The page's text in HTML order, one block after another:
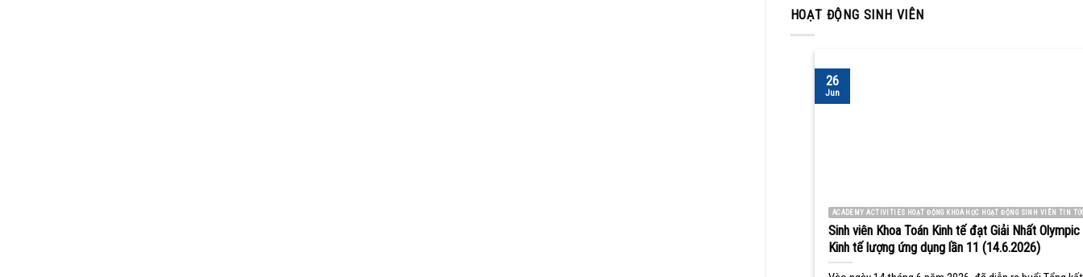
HOẠT ĐỘNG SINH VIÊN
ACADEMY ACTIVITIES HOẠT ĐỘNG KHOA HỌC HOẠT ĐỘNG SINH VIÊN TIN
Sinh viên Khoa Toán Kinh tế đạt Giải Nhất Olympic
Kinh tế lượng ứng dụng lần 11 (14.6.2026)
26
Jun